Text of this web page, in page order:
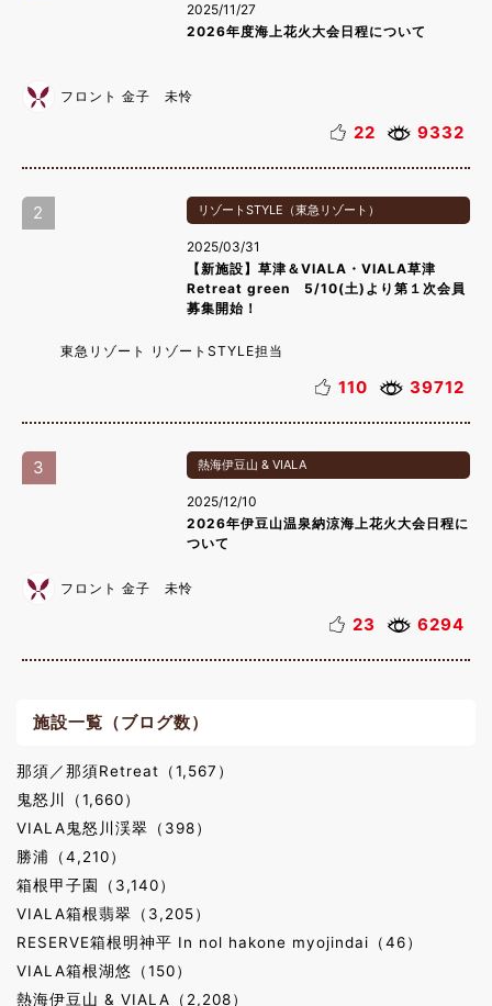
2025/11/27
2026年度海上花火大会日程について
フロント 金子 未怜
22 9332
2 リゾートSTYLE（東急リゾート）
2025/03/31
【新施設】草津＆VIALA・VIALA草津
Retreat green 5/10(土)より第１次会員
募集開始！
東急リゾート リゾートSTYLE担当
110 39712
3 熱海伊豆山 & VIALA
2025/12/10
2026年伊豆山温泉納涼海上花火大会日程に
ついて
フロント 金子 未怜
23 6294
施設一覧（ブログ数）
那須／那須Retreat（1,567）
鬼怒川（1,660）
VIALA鬼怒川渓翠（398）
勝浦（4,210）
箱根甲子園（3,140）
VIALA箱根翡翠（3,205）
RESERVE箱根明神平 In nol hakone myojindai（46）
VIALA箱根湖悠（150）
熱海伊豆山 & VIALA（2,208）